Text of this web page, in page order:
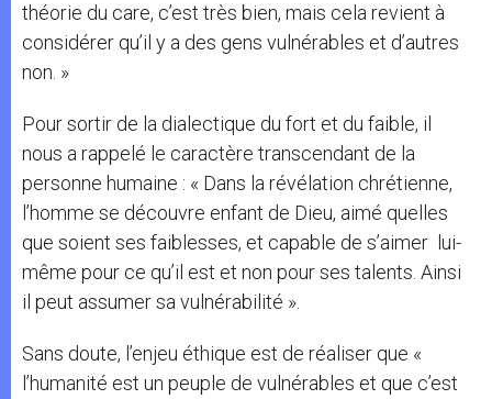
théorie du care, c’est très bien, mais cela revient à
considérer qu’il y a des gens vulnérables et d’autres
non. »
Pour sortir de la dialectique du fort et du faible, il
nous a rappelé le caractère transcendant de la
personne humaine : « Dans la révélation chrétienne,
l’homme se découvre enfant de Dieu, aimé quelles
que soient ses faiblesses, et capable de s’aimer lui-
même pour ce qu’il est et non pour ses talents. Ainsi
il peut assumer sa vulnérabilité ».
Sans doute, l’enjeu éthique est de réaliser que «
l’humanité est un peuple de vulnérables et que c’est